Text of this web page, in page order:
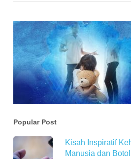
Popular Post
Kisah Inspiratif
Manusia dan Botol